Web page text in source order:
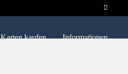
Karten kaufen Informationen